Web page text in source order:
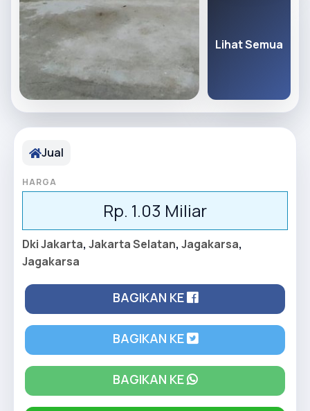
Lihat Semua
Jual
HARGA
Rp. 1.03 Miliar
Dki Jakarta, Jakarta Selatan, Jagakarsa,
Jagakarsa
BAGIKAN KE
BAGIKAN KE
BAGIKAN KE